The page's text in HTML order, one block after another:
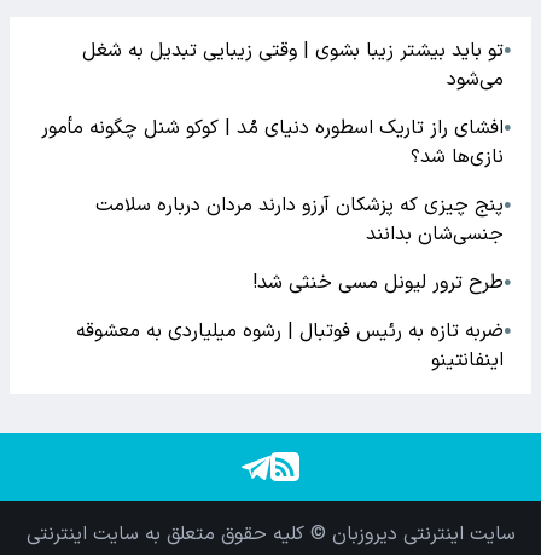
●تو باید بیشتر زیبا بشوی | وقتی زیبایی تبدیل به شغل
می‌شود
●افشای راز تاریک اسطوره دنیای مُد | کوکو شنل چگونه مأمور
نازی‌ها شد؟
●پنج چیزی که پزشکان آرزو دارند مردان درباره سلامت
جنسی‌شان بدانند
●طرح ترور لیونل مسی خنثی شد!
●ضربه تازه به رئیس فوتبال | رشوه میلیاردی به معشوقه
اینفانتینو
سایت اینترنتی دیروزبان © کلیه حقوق متعلق به سایت اینترنتی